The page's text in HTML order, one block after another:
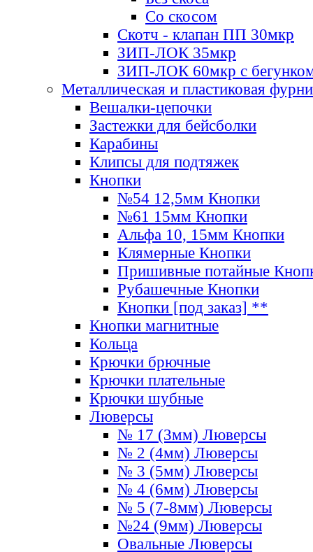
Со скосом
Скотч - клапан ПП 30мкр
ЗИП-ЛОК 35мкр
ЗИП-ЛОК 60мкр с
Металлическая и пластиковая
Вешалки-цепочки
Застежки для бейсболки
Карабины
Клипсы для подтяжек
Кнопки
№54 12,5мм Кнопки
№61 15мм Кнопки
Альфа 10, 15мм Кнопки
Клямерные Кнопки
Пришивные потайные
Рубашечные Кнопки
Кнопки [под заказ] **
Кнопки магнитные
Кольца
Крючки брючные
Крючки плательные
Крючки шубные
Люверсы
№ 17 (3мм) Люверсы
№ 2 (4мм) Люверсы
№ 3 (5мм) Люверсы
№ 4 (6мм) Люверсы
№ 5 (7-8мм) Люверсы
№24 (9мм) Люверсы
Овальные Люверсы